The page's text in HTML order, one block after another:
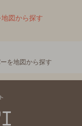
図から探す
を地図から探す